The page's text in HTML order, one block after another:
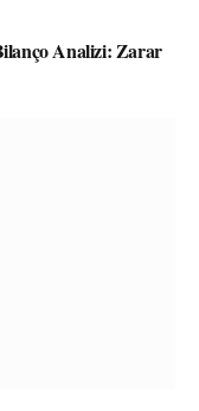
Analizi: Zarar